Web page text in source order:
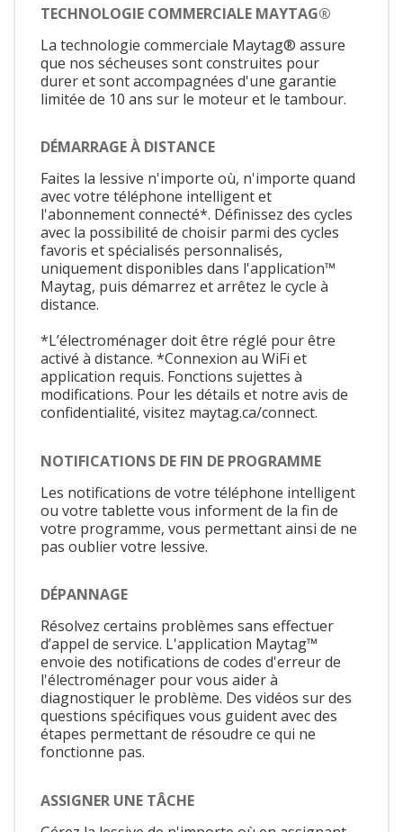
TECHNOLOGIE COMMERCIALE MAYTAG®
La technologie commerciale Maytag® assure
que nos sécheuses sont construites pour
durer et sont accompagnées d'une garantie
limitée de 10 ans sur le moteur et le tambour.
DÉMARRAGE À DISTANCE
Faites la lessive n'importe où, n'importe quand
avec votre téléphone intelligent et
l'abonnement connecté*. Définissez des cycles
avec la possibilité de choisir parmi des cycles
favoris et spécialisés personnalisés,
uniquement disponibles dans l'application™
Maytag, puis démarrez et arrêtez le cycle à
distance.
*L’électroménager doit être réglé pour être
activé à distance. *Connexion au WiFi et
application requis. Fonctions sujettes à
modifications. Pour les détails et notre avis de
confidentialité, visitez maytag.ca/connect.
NOTIFICATIONS DE FIN DE PROGRAMME
Les notifications de votre téléphone intelligent
ou votre tablette vous informent de la fin de
votre programme, vous permettant ainsi de ne
pas oublier votre lessive.
DÉPANNAGE
Résolvez certains problèmes sans effectuer
d’appel de service. L'application Maytag™
envoie des notifications de codes d'erreur de
l'électroménager pour vous aider à
diagnostiquer le problème. Des vidéos sur des
questions spécifiques vous guident avec des
étapes permettant de résoudre ce qui ne
fonctionne pas.
ASSIGNER UNE TÂCHE